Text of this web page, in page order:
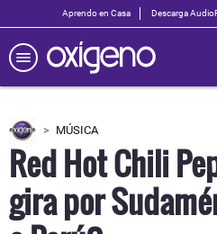
Aprendo en Casa Descarga
MÚSICA
Red Hot Chili
gira por